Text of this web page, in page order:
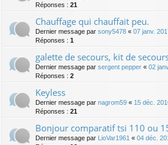
Réponses : 21
Chauffage qui chauffait peu.
Dernier message par sony5478 « 07 janv.
Réponses : 1
galette de secours, kit de
Dernier message par sergent pepper « 02
Réponses : 2
Keyless
Dernier message par nagrom59 « 15 déc.
Réponses : 21
Bonjour comparatif tsi 110 ou
Dernier message par LioVar1961 « 04 déc.